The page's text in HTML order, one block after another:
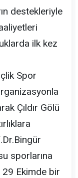
destekleriyle
ilk kez
Spor
Çıldır Gölü
sporlarına
Ekimde bir